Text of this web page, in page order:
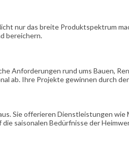
nur das breite Produktspektrum
bereichern.
Anforderungen rund ums Bauen,
ab. Ihre Projekte gewinnen durch
Sie offerieren Dienstleistungen
saisonalen Bedürfnisse der